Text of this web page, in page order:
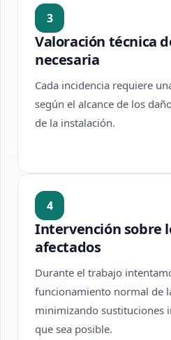
3
Valoración técnica
necesaria
Cada incidencia requiere
según el alcance de los
de la instalación.
4
Intervención sobre
afectados
Durante el trabajo
funcionamiento normal de
minimizando sustituciones
que sea posible.